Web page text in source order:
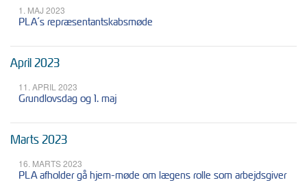
1. MAJ 2023
PLA´s repræsentantskabsmøde
April 2023
11. APRIL 2023
Grundlovsdag og 1. maj
Marts 2023
16. MARTS 2023
PLA afholder gå hjem-møde om lægens rolle som arbejdsgiver